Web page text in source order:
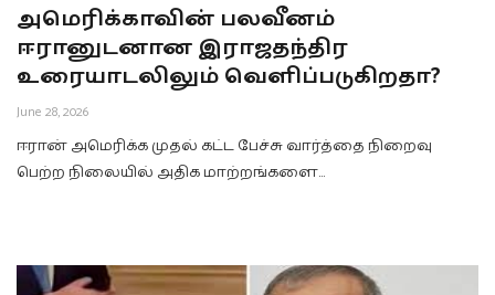
அமெரிக்காவின் பலவீனம்
ஈரானுடனான இராஜதந்திர
உரையாடலிலும் வெளிப்படுகிறதா?
June 28, 2026
ஈரான் அமெரிக்க முதல் கட்ட பேச்சு வார்த்தை நிறைவு
பெற்ற நிலையில் அதிக மாற்றங்களை…